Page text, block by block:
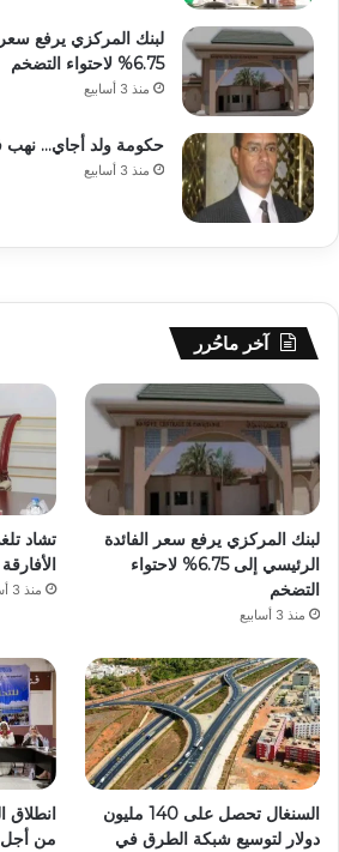
لبنك المركزي يرفع سعر
6.75% لاحتواء التضخم
منذ 3 أسابيع
حكومة ولد أجاي… نهب
منذ 3 أسابيع
آخر ماحُرر
لبنك المركزي يرفع سعر الفائدة
الرئيسي إلى 6.75% لاحتواء
التضخم
منذ 3 أسابيع
تشاد
الأفارقة
منذ 3 أسابيع
السنغال تحصل على 140 مليون
دولار لتوسيع شبكة الطرق في
انطلاق
من أجل